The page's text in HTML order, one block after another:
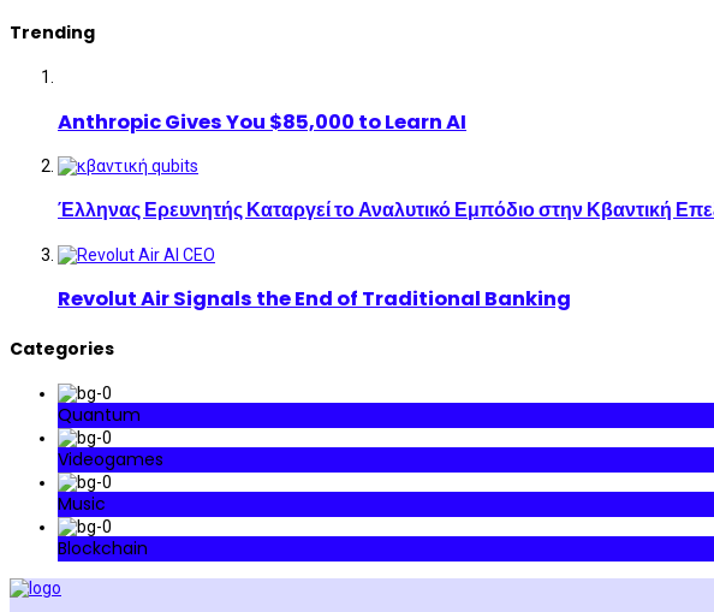
Trending
Anthropic Gives You $85,000 to Learn AI
Έλληνας Ερευνητής Καταργεί το Αναλυτικό Εμπόδιο στην Κβαντική
Revolut Air Signals the End of Traditional Banking
Categories
Quantum
Videogames
Music
Blockchain